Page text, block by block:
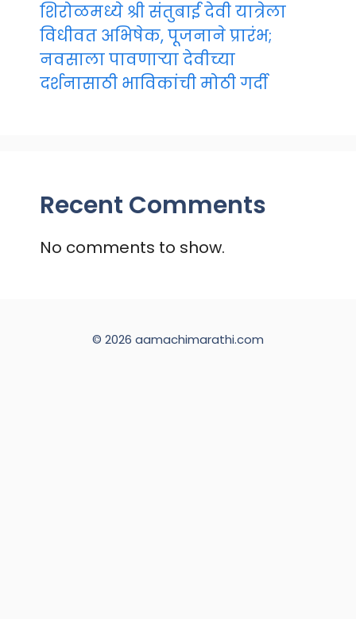
शिरोळमध्ये श्री संतुबाई देवी यात्रेला
विधीवत अभिषेक, पूजनाने प्रारंभ;
नवसाला पावणाऱ्या देवीच्या
दर्शनासाठी भाविकांची मोठी गर्दी
Recent Comments
No comments to show.
© 2026 aamachimarathi.com